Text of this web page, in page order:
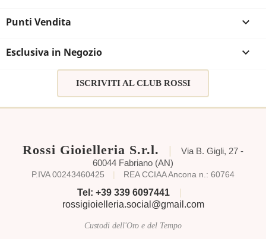
Punti Vendita 
Esclusiva in Negozio 
ISCRIVITI AL CLUB ROSSI
Rossi Gioielleria S.r.l. |
Via B. Gigli, 27 -
60044 Fabriano (AN)
P.IVA 00243460425 REA CCIAA Ancona n.: 60764
Tel: +39 339 6097441
rossigioielleria.social@gmail.com
Custodi dell'Oro e del Tempo